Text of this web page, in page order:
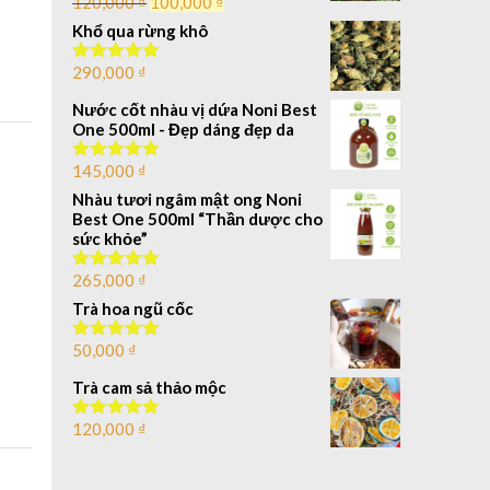
Được
4.00 5
sao
Khổ qua rừng khô
Được xếp
5 sao
290,000 ₫
Nước cốt nhàu vị dứa Noni Best
One 500ml - Đẹp dáng đẹp da
Được xếp
5 sao
145,000 ₫
Nhàu tươi ngâm mật ong Noni
Best One 500ml “Thần dược cho
sức khỏe”
Được xếp
5 sao
265,000 ₫
Trà hoa ngũ cốc
Được xếp
5 sao
50,000 ₫
Trà cam sả thảo mộc
Được xếp
120,000 ₫